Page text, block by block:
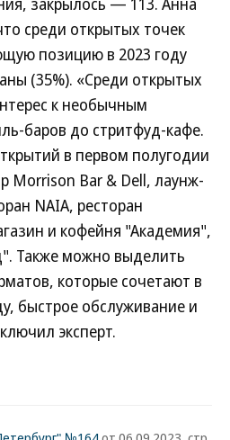
среди открытых точек
позицию в 2023 году
(35%). «Среди открытых
к необычным
баров до стритфуд-кафе.
в первом полугодии
Morrison Bar & Dell, лаунж-
NAIA, ресторан
и кофейня "Академия",
Также можно выделить
которые сочетают в
быстрое обслуживание и
эксперт.